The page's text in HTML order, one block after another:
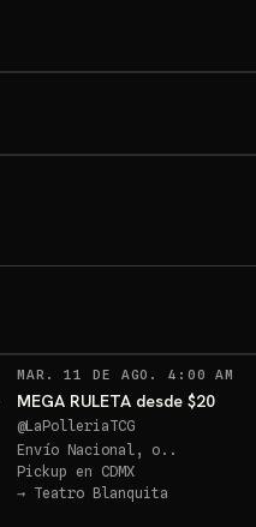
MAR. 11 DE AGO. 4:00 AM
MEGA RULETA desde $20
@LaPolleriaTCG
Envío Nacional, o..
Pickup en CDMX
→ Teatro Blanquita